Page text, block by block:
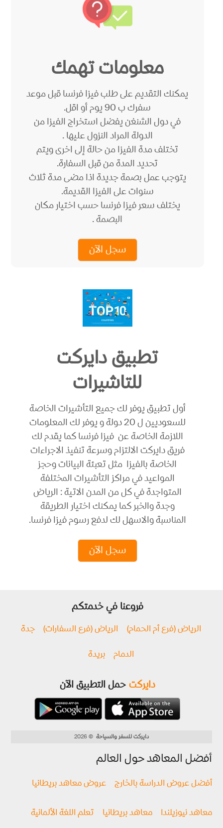
معلومات تهمك
يمكنك التقديم على طلب فيزا فرنسا قبل موعد
سفرك ب 90 يوم أو اقل.
في دول الشنغن يفضل استخراج الفيزا من
الدولة المراد النزول عليها .
تختلف مدة الفيزا من حالة إلى اخرى ويتم
تحديد المدة من قبل السفارة.
يتوجب عمل بصمة جديدة اذا مضى مدة ثلاث
سنوات على الفيزا القديمة.
يختلف سعر فيزا فرنسا حسب اختيار مكان
البصمة .
سجل الآن
تطبيق دايركت
للتاشيرات
أول تطبيق يوفر لك جميع التأشيرات الخاصة
للسعوديين ل 20 دولة و يوفر لك المعلومات
اللازمة الخاصة عن فيزا فرنسا كما يقدم لك
فريق دايركت الالتزام وسرعة تنفيذ الاجراءات
الخاصة بالفيزا مثل تعبئة البيانات وحجز
المواعيد في مراكز التأشيرات المختلفة
المتواجدة في كل من المدن الاتية : الرياض
وجدة والخبر كما يمكنك اختيار الطريقة
المناسبة والاسهل لك لدفع رسوم فيزا فرنسا.
سجل الآن
فروعنا في خدمتكم
الرياض (فرع أم الحمام) الرياض (فرع السفارات) جدة
الدمام بريدة
دايركتحمل التطبيق الآن
دايركت للسفر والسياحة © 2026
أفضل المعاهد حول العالم
أفضل عروض الدراسة بالخارج عروض معاهد بريطانيا
معاهد نيوزيلندا معاهد بريطانيا تعلم اللغة الألمانية